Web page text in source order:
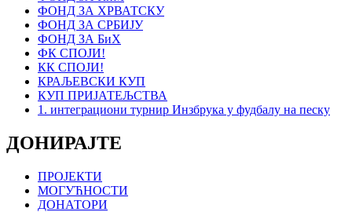
ФОНД ЗА ХРВАТСКУ
ФОНД ЗА СРБИЈУ
ФОНД ЗА БиХ
ФК СПОЈИ!
КК СПОЈИ!
КРАЉЕВСКИ КУП
КУП ПРИЈАТЕЉСТВА
1. интеграциони турнир Инзбрука у фудбалу на песку
ДОНИРАЈТЕ
ПРОЈЕКТИ
МОГУЋНОСТИ
ДОНАТОРИ